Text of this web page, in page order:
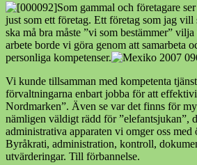
Som gammal och företagare
just som ett företag. Ett företag som jag vill
ska må bra måste ”vi som bestämmer”
arbete borde vi göra genom att samarbeta
personliga kompetenser.
Vi kunde tillsamman med kompetenta
förvaltningarna enbart jobba för att
Nordmarken”. Även se var det finns för
nämligen väldigt rädd för ”elefantsjukan”,
administrativa apparaten vi omger oss
Byråkrati, administration, kontroll,
utvärderingar. Till förbannelse.